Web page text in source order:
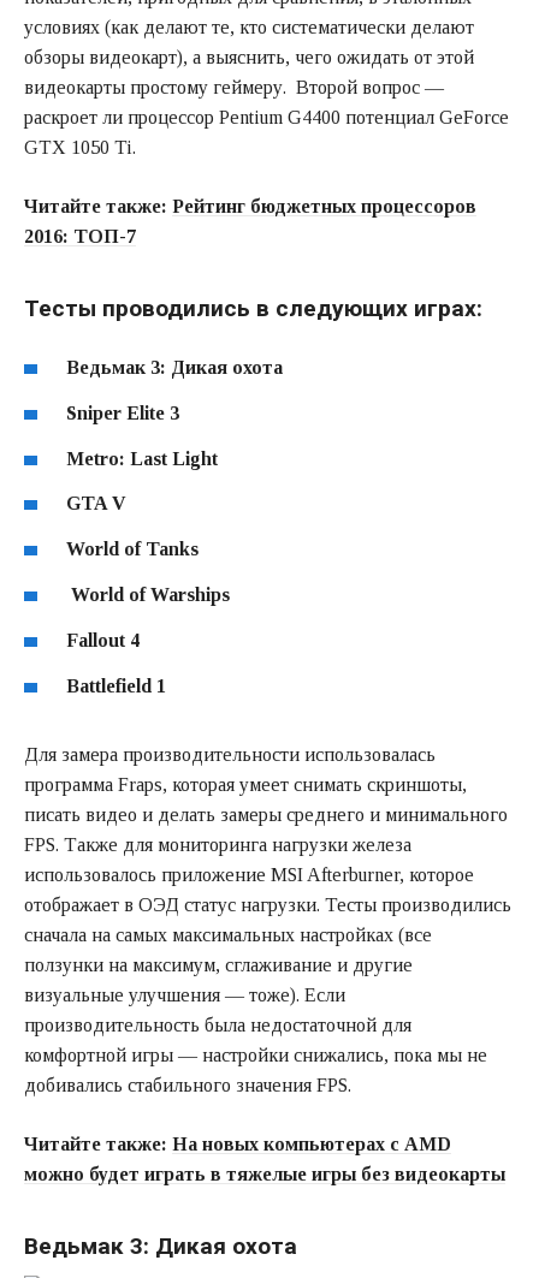
условиях (как делают те, кто систематически делают
обзоры видеокарт), а выяснить, чего ожидать от этой
видеокарты простому геймеру. Второй вопрос —
раскроет ли процессор Pentium G4400 потенциал GeForce
GTX 1050 Ti.
Читайте также: Рейтинг бюджетных процессоров
2016: ТОП-7
Тесты проводились в следующих играх:
Ведьмак 3: Дикая охота
Sniper Elite 3
Metro: Last Light
GTA V
World of Tanks
World of Warships
Fallout 4
Battlefield 1
Для замера производительности использовалась
программа Fraps, которая умеет снимать скриншоты,
писать видео и делать замеры среднего и минимального
FPS. Также для мониторинга нагрузки железа
использовалось приложение MSI Afterburner, которое
отображает в ОЭД статус нагрузки. Тесты производились
сначала на самых максимальных настройках (все
ползунки на максимум, сглаживание и другие
визуальные улучшения — тоже). Если
производительность была недостаточной для
комфортной игры — настройки снижались, пока мы не
добивались стабильного значения FPS.
Читайте также: На новых компьютерах с AMD
можно будет играть в тяжелые игры без видеокарты
Ведьмак 3: Дикая охота